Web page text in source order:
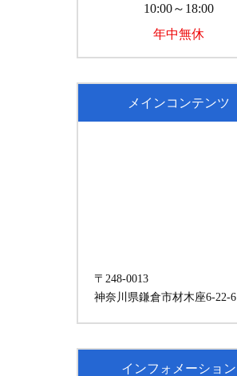
10:00～18:00
年中無休
メインコンテンツ
〒248-0013
神奈川県鎌倉市材木座6-22-6
インフォメーション